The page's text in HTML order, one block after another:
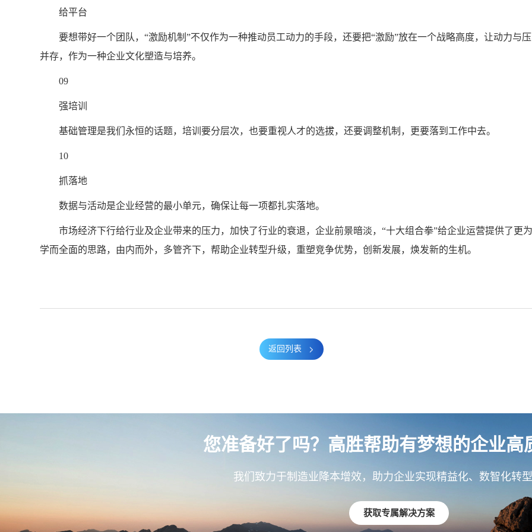
给平台
要想带好一个团队，“激励机制”不仅作为一种推动员工动力的手段，还要把“激励”放在一个战略高度，让动力与
并存，作为一种企业文化塑造与培养。
09
强培训
基础管理是我们永恒的话题，培训要分层次，也要重视人才的选拔，还要调整机制，更要落到工作中去。
10
抓落地
数据与活动是企业经营的最小单元，确保让每一项都扎实落地。
市场经济下行给行业及企业带来的压力，加快了行业的衰退，企业前景暗淡，“十大组合拳”给企业运营提供了更
学而全面的思路，由内而外，多管齐下，帮助企业转型升级，重塑竞争优势，创新发展，焕发新的生机。
返回列表
您准备好了吗？高胜帮助有梦想的企业高
我们致力于制造业降本增效，助力企业实现精益化、数智化转
获取专属解决方案